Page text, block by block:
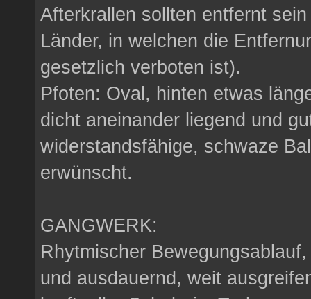
Afterkrallen sollten entfernt
Länder, in welchen die
gesetzlich verboten ist).
Pfoten: Oval, hinten etwas
dicht aneinander liegend und
widerstandsfähige, schwaze
erwünscht.
GANGWERK:
Rhytmischer
und ausdauernd, weit